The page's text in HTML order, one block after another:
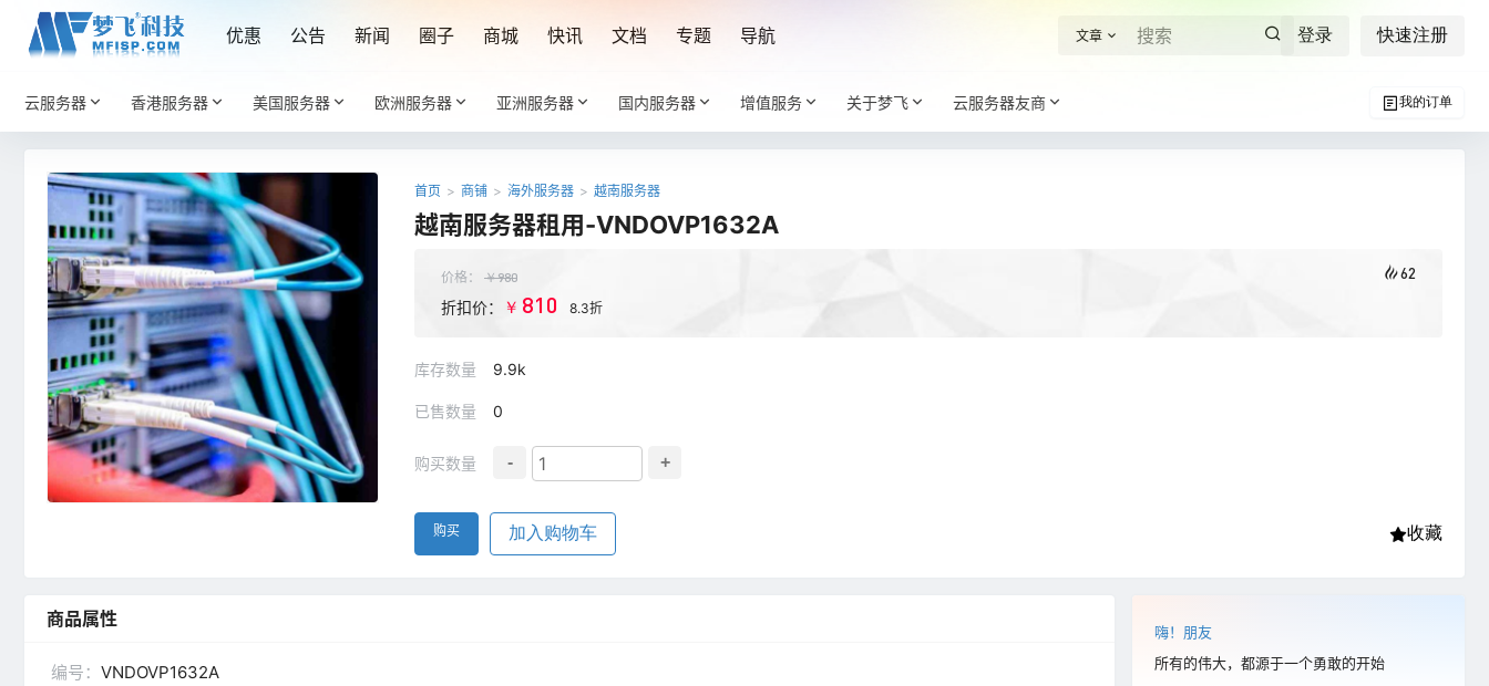
优惠 公告 新闻 圈子 商城 快讯 文档 专题 导航 文章 登录 快速注册
云服务器 香港服务器 美国服务器 欧洲服务器 亚洲服务器 国内服务器 增值服务 关于梦飞 云服务器友商 我的订单
首页 > 商铺 > 海外服务器 > 越南服务器
越南服务器租用-VNDOVP1632A
价格： ￥980
折扣价： ￥ 810 8.3折
62
库存数量 9.9k
已售数量 0
购买数量 - +
购买 加入购物车 收藏
商品属性
编号： VNDOVP1632A
嗨！朋友
所有的伟大，都源于一个勇敢的开始